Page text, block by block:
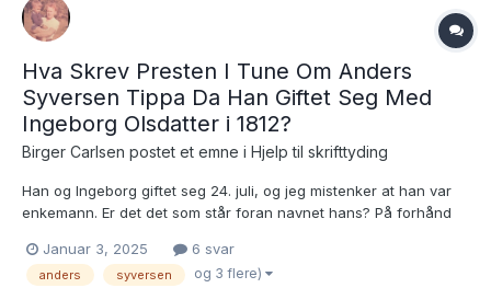
Hva Skrev Presten I Tune Om Anders
Syversen Tippa Da Han Giftet Seg Med
Ingeborg Olsdatter i 1812?
Birger Carlsen postet et emne i Hjelp til skrifttyding
Han og Ingeborg giftet seg 24. juli, og jeg mistenker at han var
enkemann. Er det det som står foran navnet hans? På forhånd
2007/F/Fa/L0004: Ministerialbok nr. 4, 1797-1815, s. 389-390
Brukslenke for sidevisning: https://www.di...
Januar 3, 2025 6 svar
anders syversen og 3 flere)